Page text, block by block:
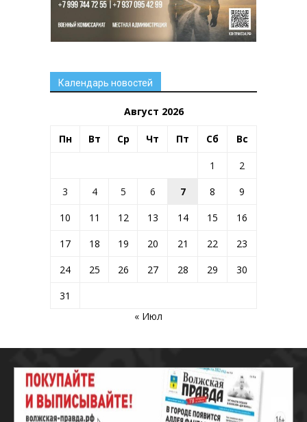
Календарь новостей
Август 2026
Пн Вт Ср Чт Пт Сб Вс
1
2
3
4 5 6 7 8
9
10
11 12 13 14 15
16
17
18 19 20 21 22
23
24
25 26 27 28 29
30
31
« Июл